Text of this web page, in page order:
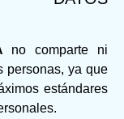
no comparte ni
personas, ya que
estándares